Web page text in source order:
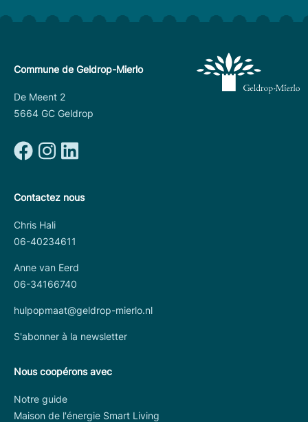
Commune de Geldrop-Mierlo
De Meent 2
5664 GC Geldrop
Contactez nous
Chris Hali
06-40234611
Anne van Eerd
06-34166740
hulpopmaat@geldrop-mierlo.nl
S'abonner à la newsletter
Nous coopérons avec
Notre guide
Maison de l'énergie Smart Living